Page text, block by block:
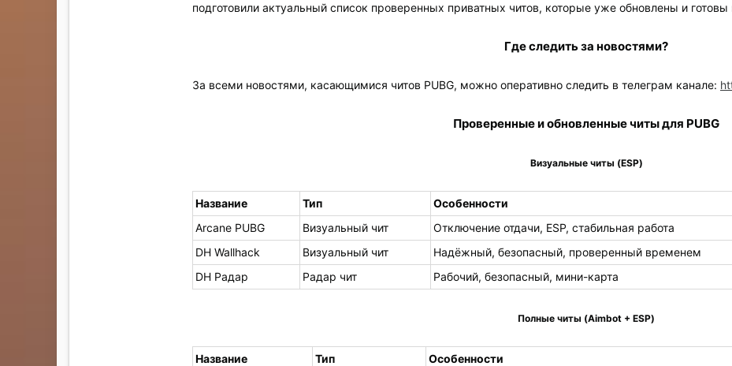
подготовили актуальный список проверенных приватных читов, которые уже обновлены и готовы
Где следить за новостями?
За всеми новостями, касающимися читов PUBG, можно оперативно следить в телеграм канале:
Проверенные и обновленные читы для PUBG
Визуальные читы (ESP)
Название Тип Особенности
Arcane PUBG
Визуальный чит Отключение отдачи, ESP, стабильная работа
DH Wallhack
Визуальный чит Надёжный, безопасный, проверенный временем
DH Радар
Радар чит Рабочий, безопасный, мини-карта
Полные читы (Aimbot + ESP)
Название Тип Особенности